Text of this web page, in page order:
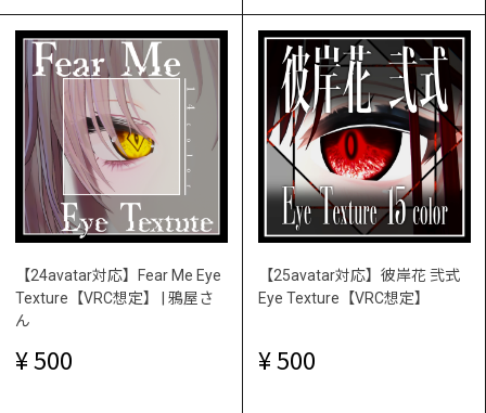
【24avatar対応】Fear Me Eye
Texture【VRC想定】 | 鴉屋さ
ん
500
【25avatar対応】彼岸花 弐式
Eye Texture【VRC想定】
500